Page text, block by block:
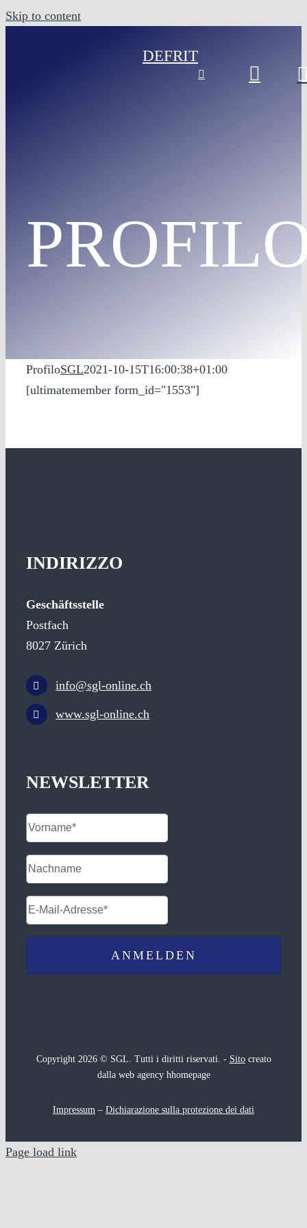
Skip to content
DEFRIT
ProfiloSGL2021-10-15T16:00:38+01:00
[ultimatemember form_id="1553"]
INDIRIZZO
Geschäftsstelle
Postfach
8027 Zürich
info@sgl-online.ch
www.sgl-online.ch
NEWSLETTER
Copyright 2026 © SGL. Tutti i diritti riservati. - Sitocreato
dalla web agency hhomepage
Impressum – Dichiarazione sulla protezione dei dati
Page load link